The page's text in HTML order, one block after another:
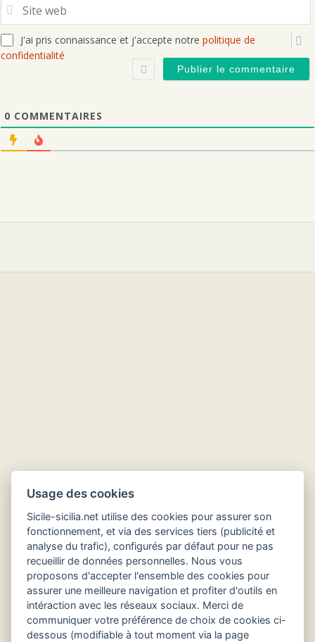
J'ai pris connaissance et j'accepte notre politique de
confidentialité
0 COMMENTAIRES
Hôtels en Sicile
Usage des cookies
Sicile-sicilia.net utilise des cookies pour assurer son
fonctionnement, et via des services tiers (publicité et
analyse du trafic), configurés par défaut pour ne pas
recueillir de données personnelles. Nous vous
proposons d'accepter l'ensemble des cookies pour
assurer une meilleure navigation et profiter d'outils en
intéraction avec les réseaux sociaux. Merci de
communiquer votre préférence de choix de cookies ci-
dessous (modifiable à tout moment via la page